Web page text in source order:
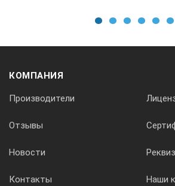
КОМПАНИЯ
Производители
Отзывы
Новости
Контакты Наши